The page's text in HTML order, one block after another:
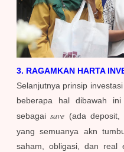
3. RAGAMKAN HARTA
Selanjutnya prinsip
beberapa hal dibawah
sebagaisave (ada deposit,
yang semuanya akn
saham, obligasi, dan real